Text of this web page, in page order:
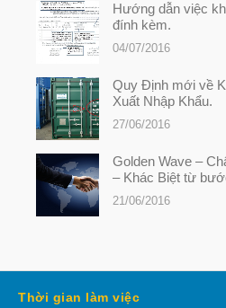
Hướng dẫn việc
đính kèm.
04/07/2016
Quy Định mới về
Xuất Nhập Khẩu.
27/06/2016
Golden Wave –
– Khác Biệt từ
21/06/2016
Thời gian làm việc